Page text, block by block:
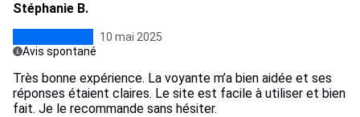
Stéphanie B.
10 mai 2025
Avis spontané
Très bonne expérience. La voyante m’a bien aidée et ses
réponses étaient claires. Le site est facile à utiliser et bien
fait. Je le recommande sans hésiter.